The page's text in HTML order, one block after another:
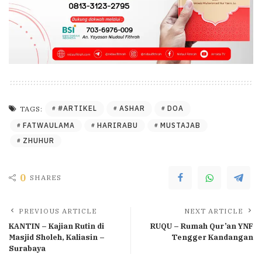
TAGS: #ARTIKEL ASHAR
DOA
FATWAULAMA
HARIRABU
MUSTAJAB
ZHUHUR
0 SHARES
PREVIOUS ARTICLE
KANTIN – Kajian Rutin di
Masjid Sholeh, Kaliasin –
Surabaya
NEXT ARTICLE
RUQU – Rumah Qur’an YNF
Tengger Kandangan